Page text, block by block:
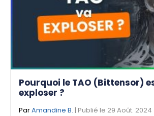
Pourquoi le TAO (Bittensor)
exploser ?
ParAmandine B. | Publié le 29 Août. 2024